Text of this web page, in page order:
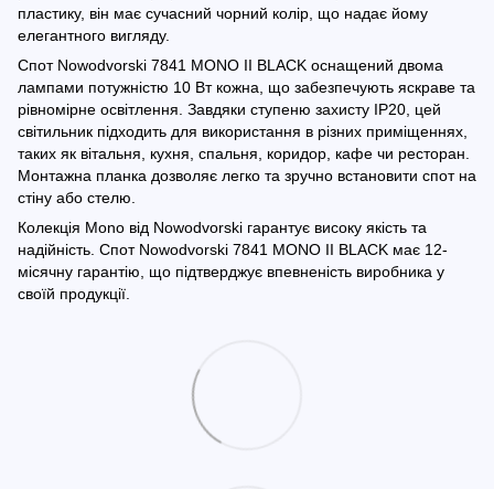
пластику, він має сучасний чорний колір, що надає йому
елегантного вигляду.
Спот Nowodvorski 7841 MONO II BLACK оснащений двома
лампами потужністю 10 Вт кожна, що забезпечують яскраве та
рівномірне освітлення. Завдяки ступеню захисту IP20, цей
світильник підходить для використання в різних приміщеннях,
таких як вітальня, кухня, спальня, коридор, кафе чи ресторан.
Монтажна планка дозволяє легко та зручно встановити спот на
стіну або стелю.
Колекція Mono від Nowodvorski гарантує високу якість та
надійність. Спот Nowodvorski 7841 MONO II BLACK має 12-
місячну гарантію, що підтверджує впевненість виробника у
своїй продукції.